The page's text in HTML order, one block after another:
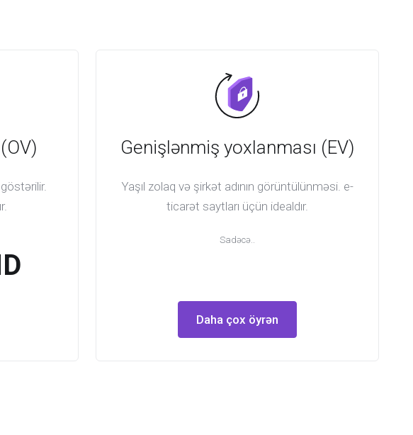
Genişlənmiş yoxlanması (EV)
Yaşıl zolaq və şirkət adının görüntülünməsi. e-
ticarət saytları üçün idealdır.
Sadəcə..
Daha çox öyrən